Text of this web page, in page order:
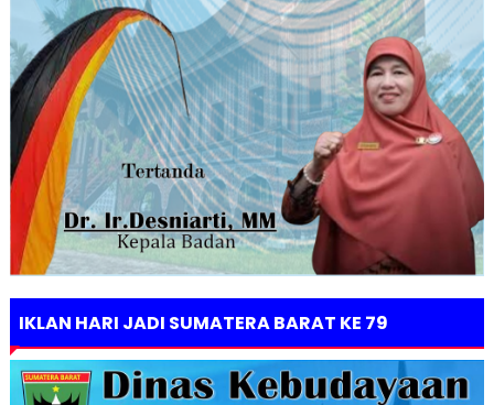
IKLAN HARI JADI SUMATERA BARAT KE 79